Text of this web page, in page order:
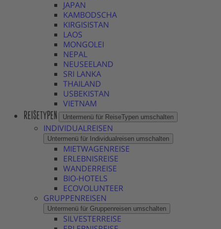
JAPAN
KAMBODSCHA
KIRGISISTAN
LAOS
MONGOLEI
NEPAL
NEUSEELAND
SRI LANKA
THAILAND
USBEKISTAN
VIETNAM
REISETYPEN Untermenü für ReiseTypen umschalten
INDIVIDUALREISEN
Untermenü für Individualreisen umschalten
MIETWAGENREISE
ERLEBNISREISE
WANDERREISE
BIO-HOTELS
ECOVOLUNTEER
GRUPPENREISEN
Untermenü für Gruppenreisen umschalten
SILVESTERREISE